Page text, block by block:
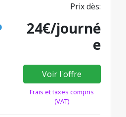
Prix dès:
24€/journé
e
Voir l'offre
Frais et taxes compris
(VAT)